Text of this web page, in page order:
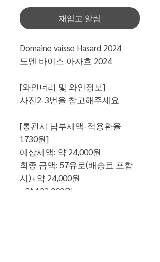
재입고 알림
Domaine vaisse Hasard 2024
도멘 바이스 아자흐 2024
[와인너리 및 와인정보]
사진2-3번을 참고해주세요
[통관시 납부세액-적용환율
1730원]
예상세액: 약 24,000원
최종 금액: 57유로(배송료 포함
시)+약 24,000원
=약 122,000원